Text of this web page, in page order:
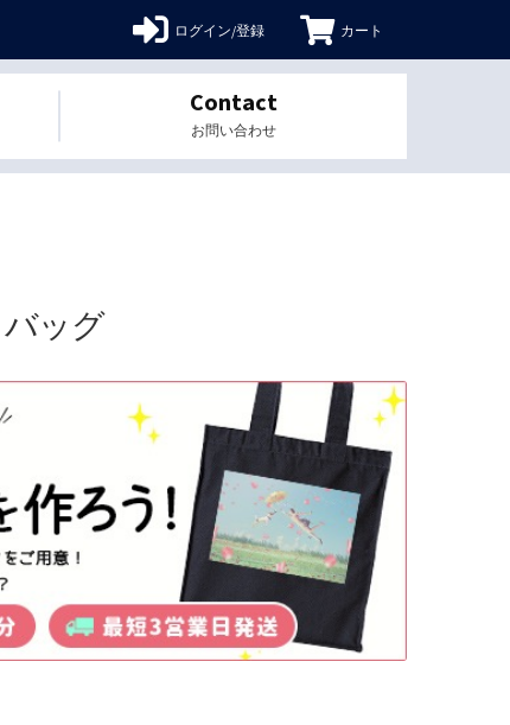
ログイン/登録 カート
Contact
お問い合わせ
ッグ